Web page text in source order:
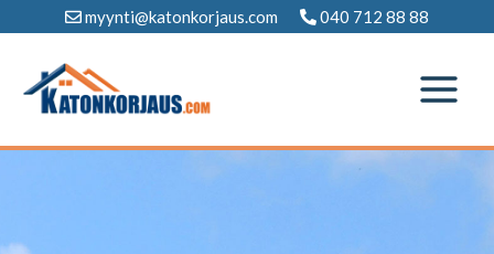
sisältöön
myynti@katonkorjaus.com 040 712 88 88